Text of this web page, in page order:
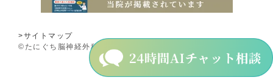
>サイトマップ
©たにぐち脳神経外科クリニック.